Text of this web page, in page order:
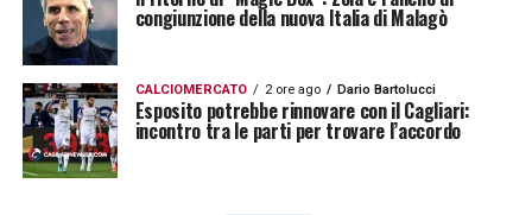
congiunzione della nuova Italia di Malagò
CALCIOMERCATO 2 ore ago Dario Bartolucci
Esposito potrebbe rinnovare con il Cagliari:
incontro tra le parti per trovare l’accordo